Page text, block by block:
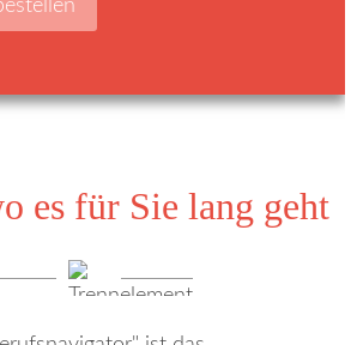
es für Sie lang geht